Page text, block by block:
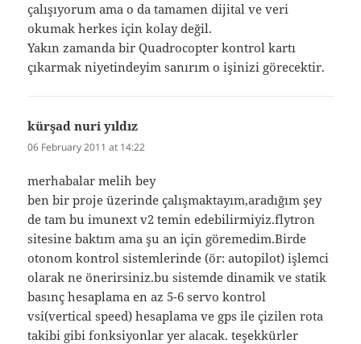
çalışıyorum ama o da tamamen dijital ve veri
okumak herkes için kolay değil.
Yakın zamanda bir Quadrocopter kontrol kartı
çıkarmak niyetindeyim sanırım o işinizi görecektir.
kürşad nuri yıldız
06 February 2011 at 14:22
merhabalar melih bey
ben bir proje üzerinde çalışmaktayım,aradığım şey
de tam bu imunext v2 temin edebilirmiyiz.flytron
sitesine baktım ama şu an için göremedim.Birde
otonom kontrol sistemlerinde (ör: autopilot) işlemci
olarak ne önerirsiniz.bu sistemde dinamik ve statik
basınç hesaplama en az 5-6 servo kontrol
vsi(vertical speed) hesaplama ve gps ile çizilen rota
takibi gibi fonksiyonlar yer alacak. teşekkürler